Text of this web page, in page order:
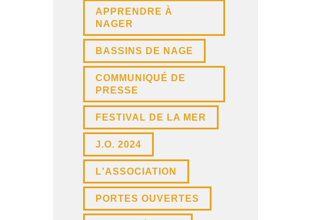
APPRENDRE À
NAGER
BASSINS DE NAGE
COMMUNIQUÉ DE
PRESSE
FESTIVAL DE LA MER
J.O. 2024
L'ASSOCIATION
PORTES OUVERTES